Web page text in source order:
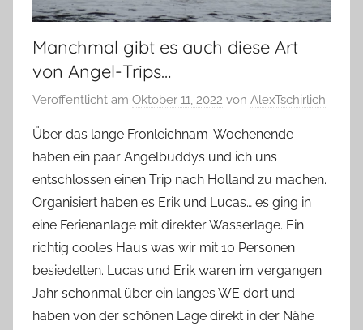
Manchmal gibt es auch diese Art
von Angel-Trips…
Veröffentlicht am Oktober 11, 2022 von AlexTschirlich
Über das lange Fronleichnam-Wochenende
haben ein paar Angelbuddys und ich uns
entschlossen einen Trip nach Holland zu machen.
Organisiert haben es Erik und Lucas… es ging in
eine Ferienanlage mit direkter Wasserlage. Ein
richtig cooles Haus was wir mit 10 Personen
besiedelten. Lucas und Erik waren im vergangen
Jahr schonmal über ein langes WE dort und
haben von der schönen Lage direkt in der Nähe